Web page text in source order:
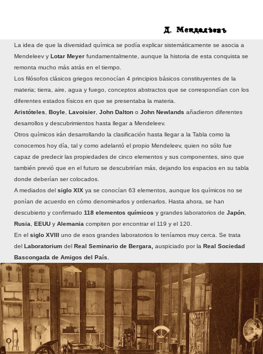
La idea de que la diversidad química se podía explicar sistemáticamente se asocia a
Mendeleev y Lotar Meyer fundamentalmente, aunque la historia de esta conquista se
remonta mucho más atrás en el tiempo.
Los filósofos clásicos griegos reconocían 4 principios básicos constituyentes de la
materia; tierra, aire, agua y fuego, conceptos abstractos que se correspondían con los
diferentes estados físicos en que se presentaba la materia.
Aristóteles, Boyle, Lavoisier, John Dalton o John Newlands añadieron diferentes
desarrollos y descubrimientos hasta llegar a Mendeleev.
Otros químicos irán desarrollando la clasificación hasta llegar a la Tabla como la
conocemos hoy día, tal y como adelantó el propio Mendeleev, quien no sólo fue
capaz de predecir las propiedades de cinco elementos y sus componentes, sino que
también previó que en el futuro se descubrirían más, dejando los espacios en su tabla
donde deberían ser colocados.
A mediados del siglo XIX ya se conocían 63 elementos, aunque los químicos no se
ponían de acuerdo en cómo denominarlos y ordenarlos. Hasta ahora, se han
descubierto y confirmado 118 elementos químicos y grandes laboratorios de Japón,
Rusia, EEUU y Alemania compiten por encontrar el 119 y el 120.
En el siglo XVIII
uno de esos grandes laboratorios lo teníamos muy cerca. Se trata
del
Laboratorium del Real Seminario de Bergara, auspiciado por la Real Sociedad
Bascongada de Amigos del País.